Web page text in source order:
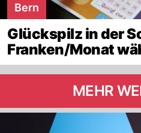
Bern
Glückspilz in der
Franken/Monat
MEHR